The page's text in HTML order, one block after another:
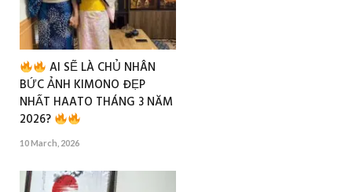
AI SẼ LÀ CHỦ NHÂN
BỨC ẢNH KIMONO ĐẸP
NHẤT HAATO THÁNG 3 NĂM
2026?
10 March, 2026